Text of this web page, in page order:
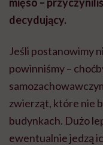
decydujący.
Jeśli postanowimy
powinniśmy –
zwierząt, które nie
budynkach. Dużo
ewentualnie jedzą